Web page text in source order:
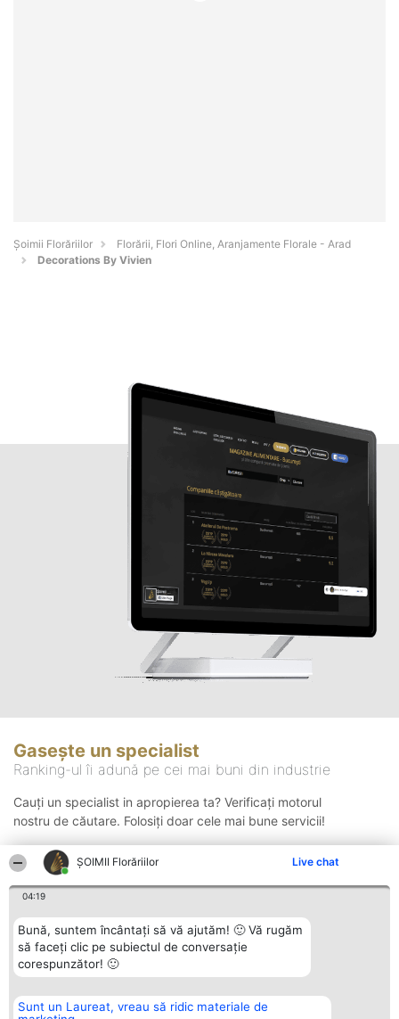
ȘOIMII Florăriilor Live chat
04:19
Bună, suntem încântați să vă ajutăm! 🙂 Vă rugăm
să faceți clic pe subiectul de conversație
corespunzător! 🙂
Sunt un Laureat, vreau să ridic materiale de
Șoimii Florăriilor
Florării, Flori Online, Aranjamente Florale - Arad
Decorations By Vivien
Gasește un specialist
Ranking-ul îi adună pe cei mai buni din industrie
Cauți un specialist in apropierea ta? Verificați motorul
nostru de căutare. Folosiți doar cele mai bune servicii!
Organizator Ranking Plebiscyt Contact